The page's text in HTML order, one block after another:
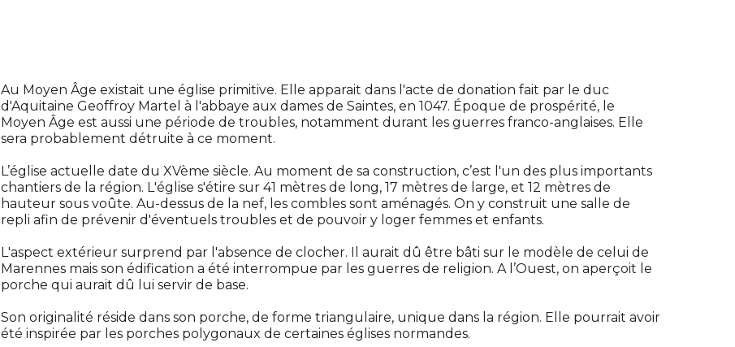
Au Moyen Âge existait une église primitive. Elle apparait dans l'acte de donation fait par le duc
d'Aquitaine Geoffroy Martel à l'abbaye aux dames de Saintes, en 1047. Époque de prospérité, le
Moyen Âge est aussi une période de troubles, notamment durant les guerres franco-anglaises. Elle
sera probablement détruite à ce moment.
L’église actuelle date du XVème siècle. Au moment de sa construction, c’est l'un des plus importants
chantiers de la région. L'église s'étire sur 41 mètres de long, 17 mètres de large, et 12 mètres de
hauteur sous voûte. Au-dessus de la nef, les combles sont aménagés. On y construit une salle de
repli afin de prévenir d'éventuels troubles et de pouvoir y loger femmes et enfants.
L'aspect extérieur surprend par l'absence de clocher. Il aurait dû être bâti sur le modèle de celui de
Marennes mais son édification a été interrompue par les guerres de religion. A l’Ouest, on aperçoit le
porche qui aurait dû lui servir de base.
Son originalité réside dans son porche, de forme triangulaire, unique dans la région. Elle pourrait avoir
été inspirée par les porches polygonaux de certaines églises normandes.